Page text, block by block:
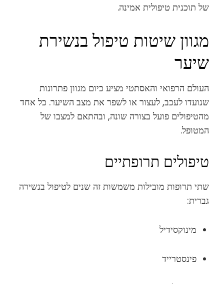
של תוכנית טיפולית אמינה.
מגוון שיטות טיפול בנשירת
שיער
העולם הרפואי והאסתטי מציע כיום מגוון פתרונות
שנועדו לעכב, לעצור או לשפר את מצב השיער. כל אחד
מהטיפולים פועל בצורה שונה, ובהתאם למצבו של
המטופל.
טיפולים תרופתיים
שתי תרופות מובילות משמשות זה שנים לטיפול בנשירה
גברית:
מינוקסידיל
פינסטרייד